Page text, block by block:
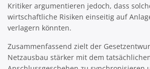
Kritiker argumentieren jedoch, dass
wirtschaftliche Risiken einseitig auf
verlagern könnten.
Zusammenfassend zielt der
Netzausbau stärker mit dem